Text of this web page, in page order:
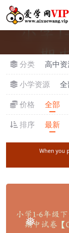
❅
❅
分类 高中
小学资源
全
价格
全部
排序
最新